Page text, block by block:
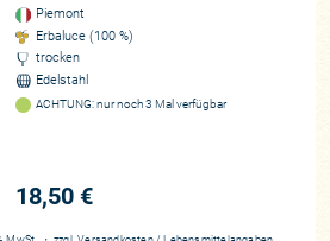
zu können! Die Weine sind eine
der für uns kaum feiner, kaum
Eine echte Perle unseres
das Potenzial hat, sich in den
einem der neuen, vermutlich immer
Piemont
Erbaluce (100 %)
trocken
Edelstahl
ACHTUNG: nur noch 3 Mal verfügbar
18,50 €